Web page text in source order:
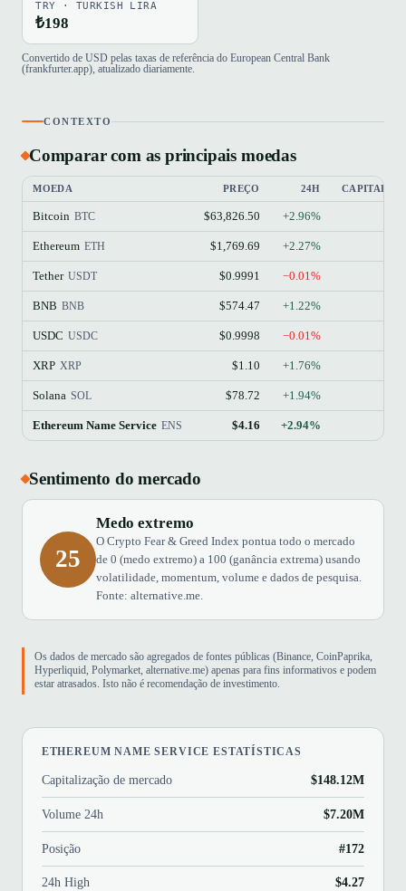
TRY · TURKISH LIRA
₺198
Convertido de USD pelas taxas de referência do European Central Bank
(frankfurter.app), atualizado diariamente.
CONTEXTO
Comparar com as principais moedas
MOEDA PREÇO 24H
Bitcoin BTC $63,826.50 +2.96%
Ethereum ETH $1,769.69 +2.27%
Tether USDT $0.9991 −0.01%
BNB BNB $574.47 +1.22%
USDC USDC $0.9998 −0.01%
XRP XRP $1.10 +1.76%
Solana SOL $78.72 +1.94%
Ethereum Name Service ENS $4.16 +2.94%
Sentimento do mercado
25
Medo extremo
O Crypto Fear & Greed Index pontua todo o mercado
de 0 (medo extremo) a 100 (ganância extrema) usando
volatilidade, momentum, volume e dados de pesquisa.
Fonte: alternative.me.
Os dados de mercado são agregados de fontes públicas (Binance, CoinPaprika,
Hyperliquid, Polymarket, alternative.me) apenas para fins informativos e podem
estar atrasados. Isto não é recomendação de investimento.
ETHEREUM NAME SERVICE ESTATÍSTICAS
Capitalização de mercado $148.12M
Volume 24h $7.20M
Posição #172
24h High $4.27